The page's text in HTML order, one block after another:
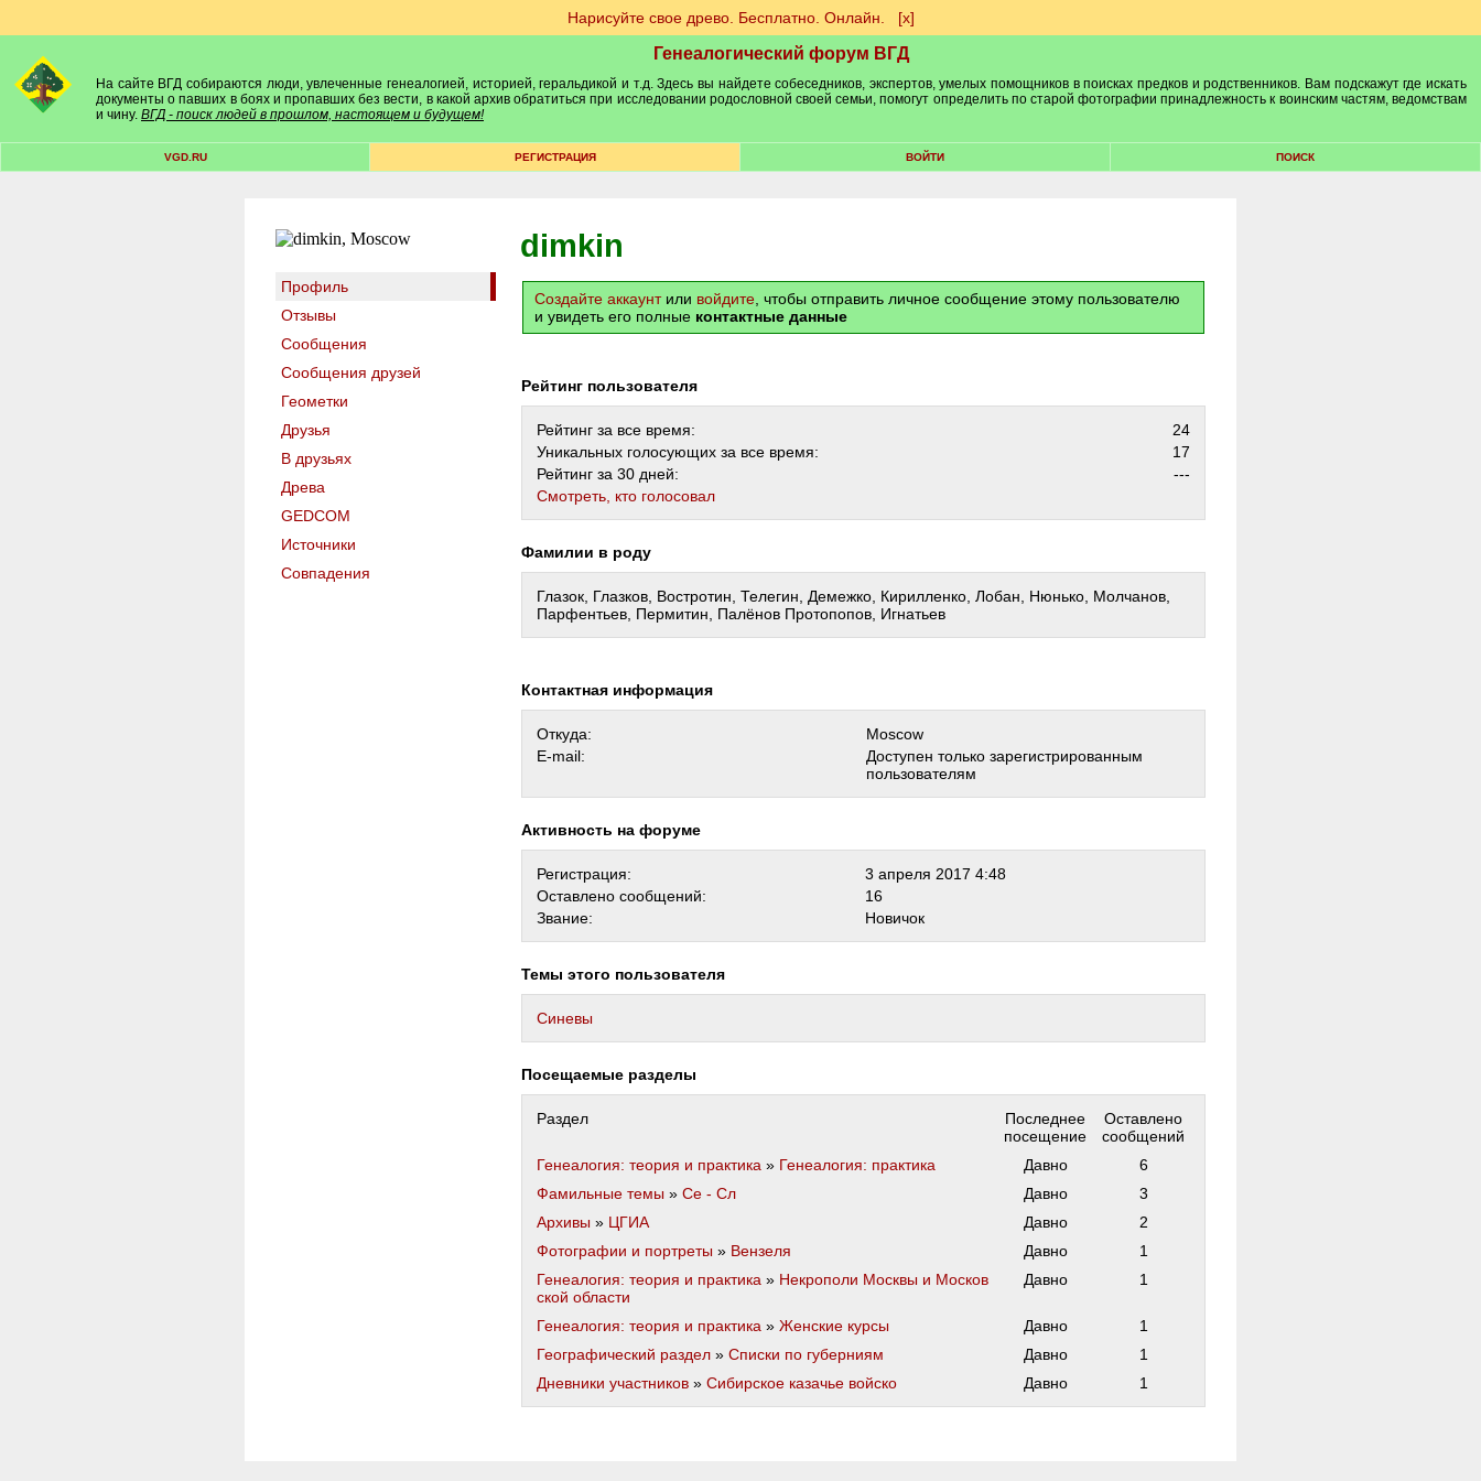
Нарисуйте свое древо. Бесплатно. Онлайн. [х]
Генеалогический форум ВГД
На сайте ВГД собираются люди, увлеченные генеалогией, историей, геральдикой и т.д. Здесь вы найдете собеседников, экспертов, умелых помощников в поисках предков и родственников. Вам подскажут где искать
документы о павших в боях и пропавших без вести, в какой архив обратиться при исследовании родословной своей семьи, помогут определить по старой фотографии принадлежность к воинским частям, ведомствам
и чину. ВГД - поиск людей в прошлом, настоящем и будущем!
VGD.RU РЕГИСТРАЦИЯ ВОЙТИ ПОИСК
Профиль
Отзывы
Сообщения
Сообщения друзей
Геометки
Друзья
В друзьях
Древа
GEDCOM
Источники
Совпадения
dimkin
Создайте аккаунтили войдите , чтобы отправить личное сообщение этому пользователю
и увидеть его полные контактные данные
Рейтинг пользователя
Рейтинг за все время:
24
Уникальных голосующих за все время:
17
Рейтинг за 30 дней:
---
Cмотреть, кто голосовал
Фамилии в роду
Глазок, Глазков, Востротин, Телегин, Демежко, Кирилленко, Лобан, Нюнько, Молчанов,
Парфентьев, Пермитин, Палёнов Протопопов, Игнатьев
Контактная информация
Откуда:
Moscow
E-mail:
Доступен только зарегистрированным
пользователям
Активность на форуме
Регистрация:
3 апреля 2017 4:48
Оставлено сообщений:
16
Звание:
Новичок
Темы этого пользователя
Синевы
Посещаемые разделы
Раздел
Последнее
посещение
Оставлено
сообщений
Генеалогия: теория и практика » Генеалогия: практика Давно
6
Фамильные темы » Се - Сл Давно
3
Архивы » ЦГИА Давно
2
Фотографии и портреты » Вензеля Давно
1
Генеалогия: теория и практика » Некрополи Москвы и Москов
ской области
Давно 1
Генеалогия: теория и практика » Женские курсы Давно
1
Географический раздел » Списки по губерниям Давно
1
Дневники участников » Сибирское казачье войско Давно 1